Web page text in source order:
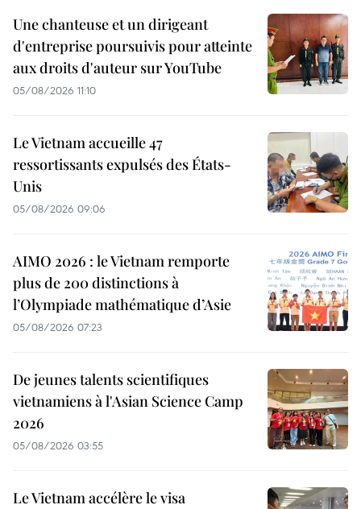
Une chanteuse et un dirigeant
d'entreprise poursuivis pour atteinte
aux droits d'auteur sur YouTube
05/08/2026 11:10
Le Vietnam accueille 47
ressortissants expulsés des États-
Unis
05/08/2026 09:06
AIMO 2026 : le Vietnam remporte
plus de 200 distinctions à
l’Olympiade mathématique d’Asie
05/08/2026 07:23
De jeunes talents scientifiques
vietnamiens à l'Asian Science Camp
2026
05/08/2026 03:55
Le Vietnam accélère le visa